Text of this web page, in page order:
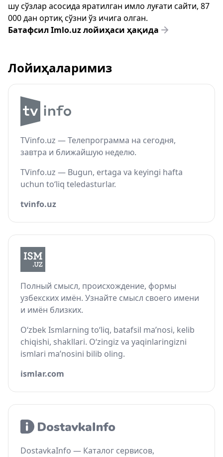
шу сўзлар асосида яратилган имло луғати сайти, 87
000 дан ортиқ сўзни ўз ичига олган.
Батафсил Imlo.uz лойиҳаси ҳақида
Лойиҳаларимиз
TVinfo.uz — Телепрограмма на сегодня,
завтра и ближайшую неделю.
TVinfo.uz — Bugun, ertaga va keyingi hafta
uchun to‘liq teledasturlar.
tvinfo.uz
Полный смысл, происхождение, формы
узбекских имён. Узнайте смысл своего имени
и имён близких.
O‘zbek Ismlarning to‘liq, batafsil ma’nosi, kelib
chiqishi, shakllari. O‘zingiz va yaqinlaringizni
ismlari ma’nosini bilib oling.
ismlar.com
DostavkaInfo — Каталог сервисов,